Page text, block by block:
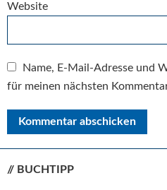
Website
Name, E-Mail-Adresse und
für meinen nächsten
Seitenspalte
// BUCHTIPP